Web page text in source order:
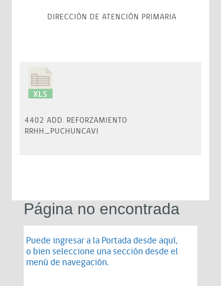
DIRECCIÓN DE ATENCIÓN PRIMARIA
4402 ADD. REFORZAMIENTO
RRHH_PUCHUNCAVI
Página no encontrada
Puede ingresar a la Portada desde aquí,
o bien seleccione una sección desde el
menú de navegación.